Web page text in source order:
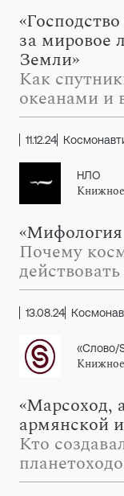
за мировое
Земли»
Как
океанами и
11.12.24
НЛО
«Мифология
Почему
13.08.24
«Слово/
«Марсоход,
армянской
Кто